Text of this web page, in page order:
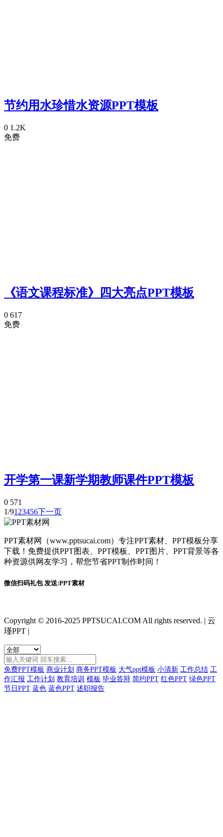
节约用水珍惜水资源PPT模板
0 1.2K
免费
《语文课程标准》四大亮点PPT模板
0 617
免费
开学第一课新学期教师课件PPT模板
0 571
1/91 23456下一页
PPT素材网（www.pptsucai.com）专注PPT素材、PPT模板分享
下载！免费提供PPT图表、PPT模板、PPT图片、PPT背景等各
种资源供网友学习，帮您节省PPT制作时间！
微信扫码礼包 发送:PPT素材
Copyright © 2016-2025 PPTSUCAI.COM All rights reserved. | 云
瑾PPT |
免费PPT模板 商业计划 商务PPT模板 大气ppt模板 小清新 工作总结 工
作汇报 工作计划 教育培训 模板 毕业答辩 简约PPT 红色PPT 绿色PPT
节日PPT 蓝色 蓝色PPT 述职报告